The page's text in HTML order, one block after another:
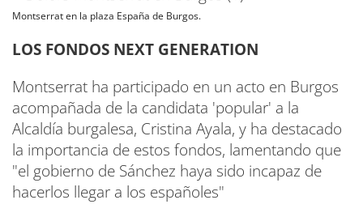
Montserrat en la plaza España de Burgos.
LOS FONDOS NEXT GENERATION
Montserrat ha participado en un acto en Burgos
acompañada de la candidata 'popular' a la
Alcaldía burgalesa, Cristina Ayala, y ha destacado
la importancia de estos fondos, lamentando que
"el gobierno de Sánchez haya sido incapaz de
hacerlos llegar a los españoles"